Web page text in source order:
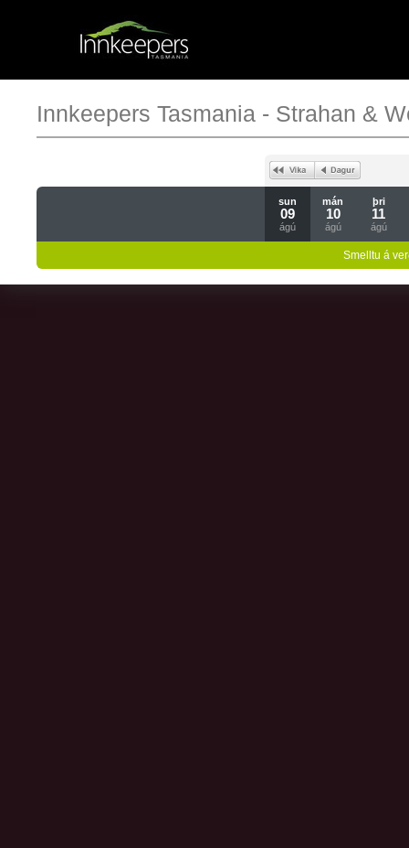
Innkeepers Tasmania - Strahan &
sun
09
ágú
mán
10
ágú
þri
11
ágú
Smelltu á